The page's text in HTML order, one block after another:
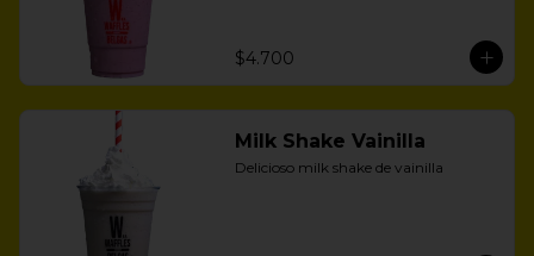
$4.700
Milk Shake Vainilla
Delicioso milk shake de vainilla